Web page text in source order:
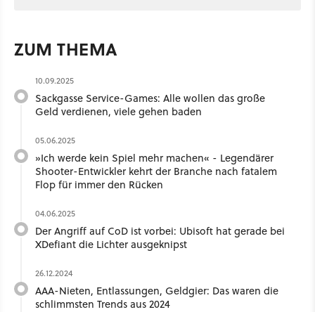
ZUM THEMA
10.09.2025
Sackgasse Service-Games: Alle wollen das große
Geld verdienen, viele gehen baden
05.06.2025
»Ich werde kein Spiel mehr machen« - Legendärer
Shooter-Entwickler kehrt der Branche nach fatalem
Flop für immer den Rücken
04.06.2025
Der Angriff auf CoD ist vorbei: Ubisoft hat gerade bei
XDefiant die Lichter ausgeknipst
26.12.2024
AAA-Nieten, Entlassungen, Geldgier: Das waren die
schlimmsten Trends aus 2024